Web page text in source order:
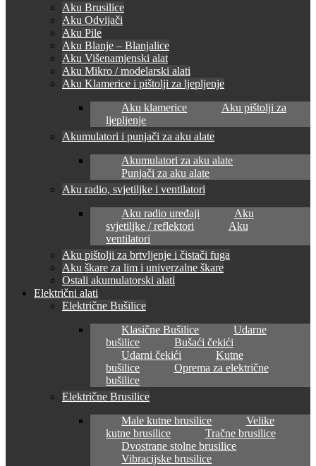
Aku Brusilice
Aku Odvijači
Aku Pile
Aku Blanje – Blanjalice
Aku Višenamjenski alat
Aku Mikro / modelarski alati
Aku Klamerice i pištolji za ljepljenje
Aku klamerice
Aku pištolji za
ljepljenje
Akumulatori i punjači za aku alate
Akumulatori za aku alate
Punjači za aku alate
Aku radio, svjetiljke i ventilatori
Aku radio uređaji
Aku
svjetiljke / reflektori
Aku
ventilatori
Aku pištolji za brtvljenje i čistači fuga
Aku škare za lim i univerzalne škare
Ostali akumulatorski alati
Električni alati
Električne Bušilice
Klasične Bušilice
Udarne
bušilice
Bušaći čekići
Udarni čekići
Kutne
bušilice
Oprema za električne
bušilice
Električne Brusilice
Male kutne brusilice
Velike
kutne brusilice
Tračne brusilice
Dvostrane stolne brusilice
Vibracijske brusilice